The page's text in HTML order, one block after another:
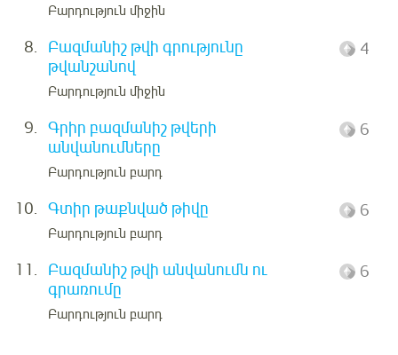
Բարդություն միջին
8.
Բազմանիշ թվի գրությունը
թվանշանով
Բարդություն միջին
4
9. Գրիր բազմանիշ թվերի
անվանումները
Բարդություն բարդ
6
10. Գտիր թաքնված թիվը
Բարդություն բարդ
6
11.
Բազմանիշ թվի անվանումն ու
գրառումը
Բարդություն բարդ
6